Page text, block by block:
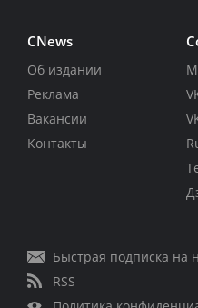
CNews
Об издании
Реклама
Вакансии
Контакты
Быстрая подписка на
RSS